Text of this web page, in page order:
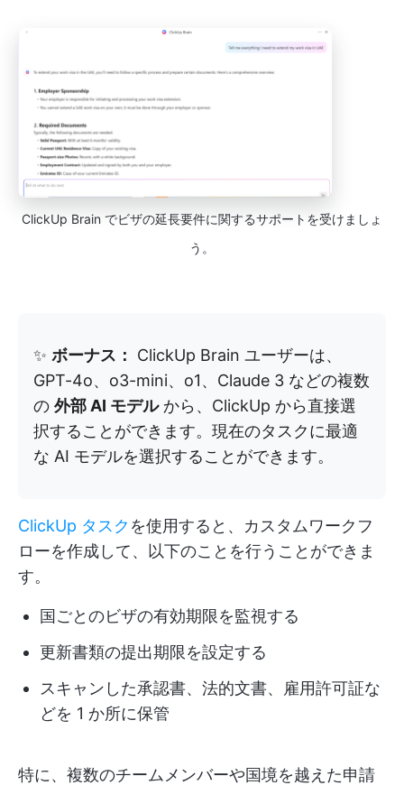
ClickUp Brain でビザの延長要件に関するサポートを受けましょ
う。
✨ ボーナス：
ClickUp Brain ユーザーは、
GPT-4o、o3-mini、o1、Claude 3 などの複数
の 外部 AI モデルから、ClickUp から直接選
択することができます。現在のタスクに最適
な AI モデルを選択することができます。
ClickUp タスク を使用すると、カスタムワークフ
ローを作成して、以下のことを行うことができま
す。
国ごとのビザの有効期限を監視する
更新書類の提出期限を設定する
スキャンした承認書、法的文書、雇用許可証な
どを 1 か所に保管
特に、複数のチームメンバーや国境を越えた申請